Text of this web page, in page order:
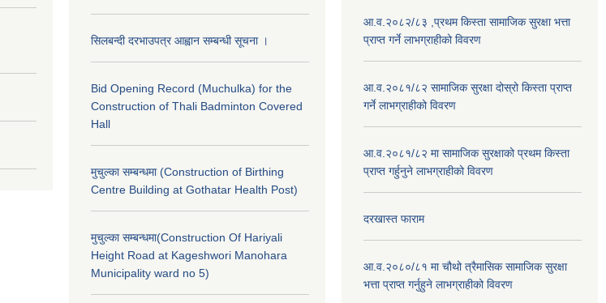
सिलबन्दी दरभाउपत्र आह्वान सम्बन्धी सूचना ।
Bid Opening Record (Muchulka) for the
Construction of Thali Badminton Covered
Hall
मुचुल्का सम्बन्धमा (Construction of Birthing
Centre Building at Gothatar Health Post)
मुचुल्का सम्बन्धमा(Construction Of Hariyali
Height Road at Kageshwori Manohara
Municipality ward no 5)
आ.व.२०८२/८३ ,प्रथम किस्ता सामाजिक सुरक्षा भत्ता
प्राप्त गर्ने लाभग्राहीको विवरण
आ.व.२०८१/८२ सामाजिक सुरक्षा दोस्रो किस्ता प्राप्त
गर्ने लाभग्राहीको विवरण
आ.व.२०८१/८२ मा सामाजिक सुरक्षाको प्रथम किस्ता
प्राप्त गर्हुनुने लाभग्राहीको विवरण
दरखास्त फाराम
आ.व.२०८०/८१ मा चौथो त्रैमासिक सामाजिक सुरक्षा
भत्ता प्राप्त गर्नुहुने लाभग्राहीको विवरण